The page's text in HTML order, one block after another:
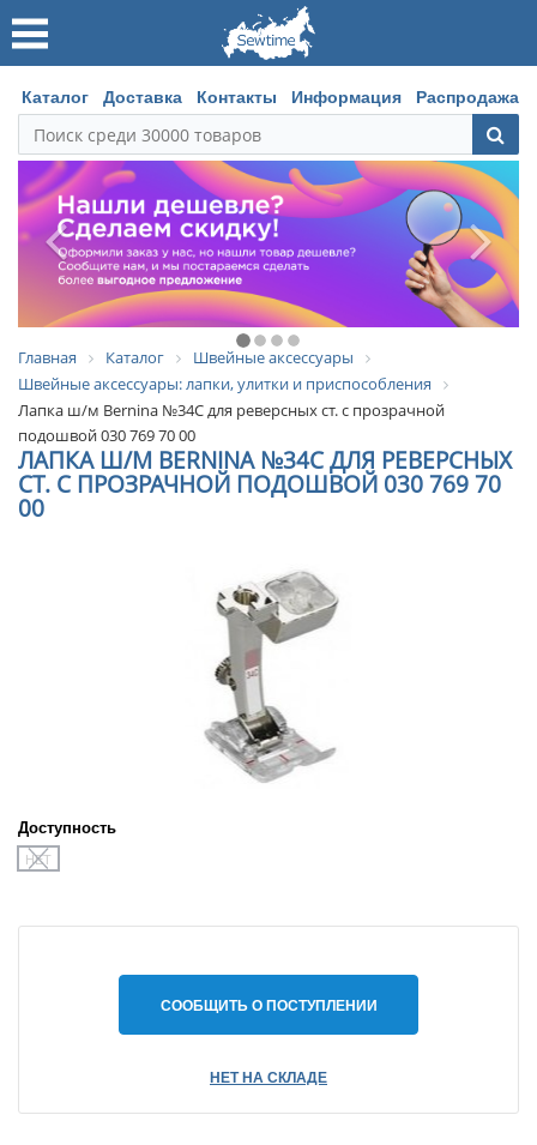
Каталог Доставка Контакты Информация Распродажа
Главная Каталог
Швейные аксессуары
Швейные аксессуары: лапки, улитки и приспособления
Лапка ш/м Bernina №34C для реверсных ст. с прозрачной
подошвой 030 769 70 00
ЛАПКА Ш/М BERNINA №34C ДЛЯ РЕВЕРСНЫХ
СТ. С ПРОЗРАЧНОЙ ПОДОШВОЙ 030 769 70
00
Доступность
НЕТ
СООБЩИТЬ О ПОСТУПЛЕНИИ
НЕТ НА СКЛАДЕ